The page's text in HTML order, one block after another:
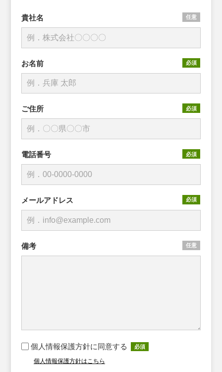
貴社名 任意
お名前 必須
ご住所 必須
電話番号 必須
メールアドレス 必須
備考 任意
個人情報保護方針に同意する 必須
個人情報保護方針はこちら